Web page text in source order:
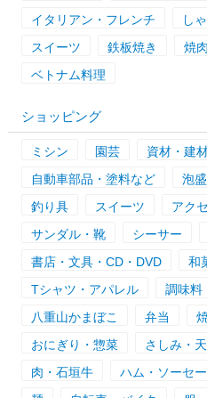
イタリアン・フレンチ
し
スイーツ
鉄板焼き 焼肉
ベトナム料理
ショッピング
ミシン 園芸 資材・建
自動車部品・塗料など
泡
釣り具
スイーツ アク
サンダル・靴
シーサー
書店・文具・CD・DVD
和
Tシャツ・アパレル
調味料
八重山かまぼこ
弁当
おにぎり・惣菜
さしみ・
肉・石垣牛
ハム・ソーセ